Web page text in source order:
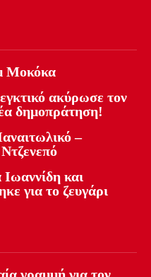
Μοκόκα
ακύρωσε τον
δημοπράτηση!
–
και
για το ζευγάρι